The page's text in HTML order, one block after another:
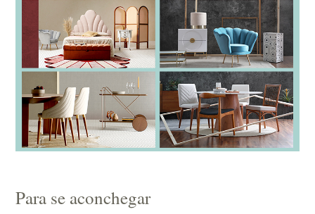
Para se aconchegar